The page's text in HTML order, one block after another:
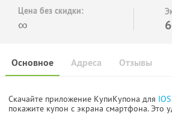
Цена без скидки:
∞
Основное Отзывы
Адреса
Скачайте приложение КупиКупона для IOS
покажите купон с экрана смартфона. Это